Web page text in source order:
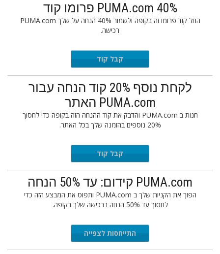
PUMA.com 40% פרומו קוד
החל קוד פרומו זה בקופה ולשמור 40% הנחה על שלך PUMA.com
רכישה.
קבל קוד
לקחת נוסף 20% קוד הנחה עבור
PUMA.com האתר
חנות ב PUMA.com והדבק את קוד ההנחה הזה בקופה כדי לחסוך
20% נוספים בהזמנה שלך בכל האתר.
THANKSקבל קוד
PUMA.com קידום: עד 50% הנחה
הפוך את הקניות שלך ב PUMA.com ותפוס את המבצע הזה כדי
לחסוך עד 50% הנחה ברכישה שלך בקופה.
התייחסות לצפייה